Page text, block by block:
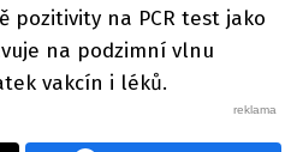
pozitivity na PCR test jako
na podzimní vlnu
vakcín i léků.